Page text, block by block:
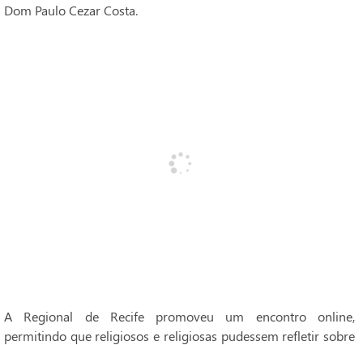
Dom Paulo Cezar Costa.
A Regional de Recife promoveu um encontro online,
permitindo que religiosos e religiosas pudessem refletir sobre